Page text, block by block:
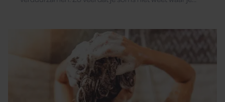
verduurzamen in de badkamer.